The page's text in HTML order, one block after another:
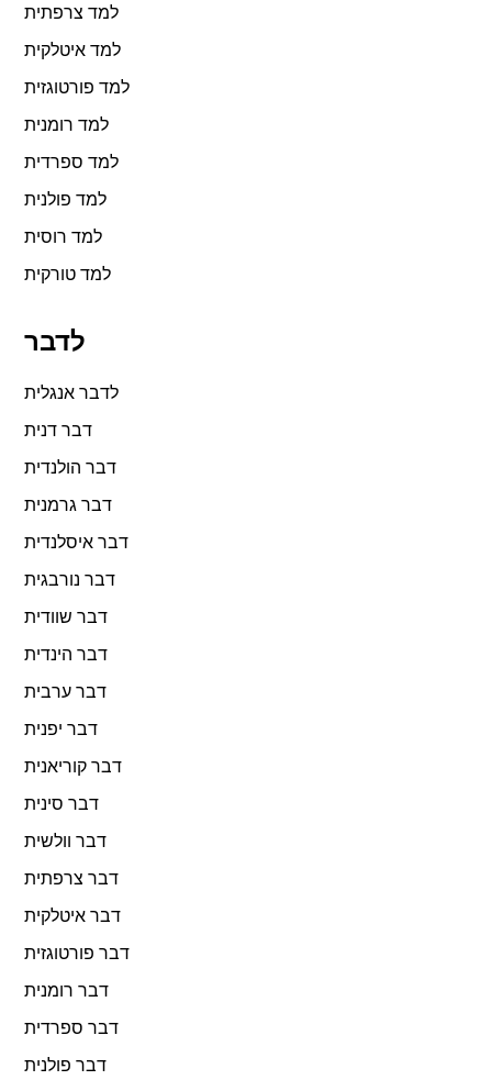
למד צרפתית
למד איטלקית
למד פורטוגזית
למד רומנית
למד ספרדית
למד פולנית
למד רוסית
למד טורקית
לדבר
לדבר אנגלית
דבר דנית
דבר הולנדית
דבר גרמנית
דבר איסלנדית
דבר נורבגית
דבר שוודית
דבר הינדית
דבר ערבית
דבר יפנית
דבר קוריאנית
דבר סינית
דבר וולשית
דבר צרפתית
דבר איטלקית
דבר פורטוגזית
דבר רומנית
דבר ספרדית
דבר פולנית